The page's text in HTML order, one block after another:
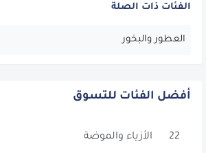
الفئات ذات الصلة
العطور والبخور
أفضل الفئات للتسوق
الأزياء والموضة 22